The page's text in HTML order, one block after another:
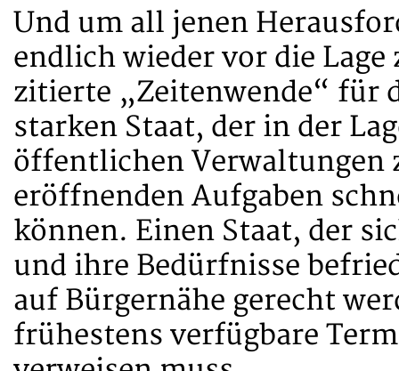
Und um all jenen
endlich wieder vor die
zitierte „Zeitenwende“ für
starken Staat, der in der
öffentlichen Verwaltungen
eröffnenden Aufgaben
können. Einen Staat, der
und ihre Bedürfnisse
auf Bürgernähe gerecht
frühestens verfügbare